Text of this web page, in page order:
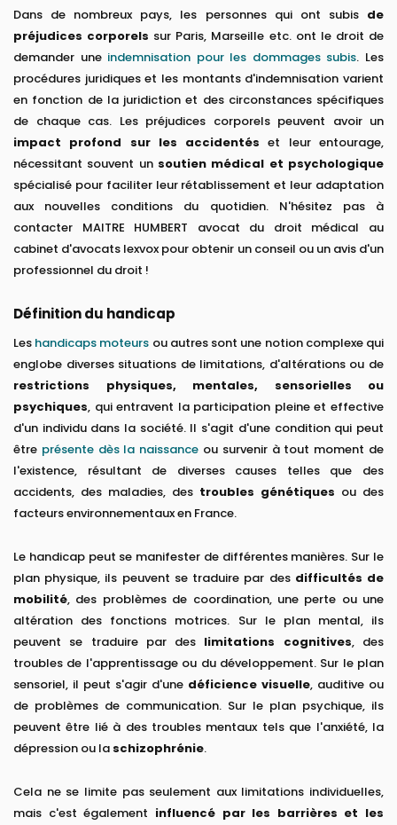
Dans de nombreux pays, les personnes qui ont subisde
préjudices corporels sur Paris, Marseille etc. ont le droit de
demander une indemnisation pour les dommages subis. Les
procédures juridiques et les montants d'indemnisation varient
en fonction de la juridiction et des circonstances spécifiques
de chaque cas. Les préjudices corporels peuvent avoir un
impact profond sur les accidentés et leur entourage,
nécessitant souvent un soutien médical et psychologique
spécialisé pour faciliter leur rétablissement et leur adaptation
aux nouvelles conditions du quotidien. N'hésitez pas à
contacter MAITRE HUMBERT avocat du droit médical au
cabinet d'avocats lexvox pour obtenir un conseil ou un avis d'un
professionnel du droit !
Définition du handicap
Les handicaps moteurs ou autres sont une notion complexe qui
englobe diverses situations de limitations, d'altérations ou de
restrictions physiques, mentales, sensorielles ou
psychiques, qui entravent la participation pleine et effective
d'un individu dans la société. Il s'agit d'une condition qui peut
être présente dès la naissance ou survenir à tout moment de
l'existence, résultant de diverses causes telles que des
accidents, des maladies, des troubles génétiques ou des
facteurs environnementaux en France.
Le handicap peut se manifester de différentes manières. Sur le
plan physique, ils peuvent se traduire par des difficultés de
mobilité, des problèmes de coordination, une perte ou une
altération des fonctions motrices. Sur le plan mental, ils
peuvent se traduire par des limitations cognitives, des
troubles de l'apprentissage ou du développement. Sur le plan
sensoriel, il peut s'agir d'une déficience visuelle, auditive ou
de problèmes de communication. Sur le plan psychique, ils
peuvent être lié à des troubles mentaux tels que l'anxiété, la
dépression ou la schizophrénie.
Cela ne se limite pas seulement aux limitations individuelles,
mais c'est également influencé par les barrières et les